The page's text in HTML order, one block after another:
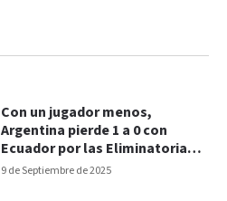
9 de Septiembre de 2025
Con un jugador menos,
Argentina pierde 1 a 0 con
Ecuador por las Eliminatorias
Sudamericanas